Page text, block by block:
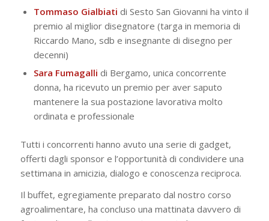
Tommaso Gialbiati di Sesto San Giovanni ha vinto il
premio al miglior disegnatore (targa in memoria di
Riccardo Mano, sdb e insegnante di disegno per
decenni)
Sara Fumagalli di Bergamo, unica concorrente
donna, ha ricevuto un premio per aver saputo
mantenere la sua postazione lavorativa molto
ordinata e professionale
Tutti i concorrenti hanno avuto una serie di gadget,
offerti dagli sponsor e l’opportunità di condividere una
settimana in amicizia, dialogo e conoscenza reciproca.
Il buffet, egregiamente preparato dal nostro corso
agroalimentare, ha concluso una mattinata davvero di